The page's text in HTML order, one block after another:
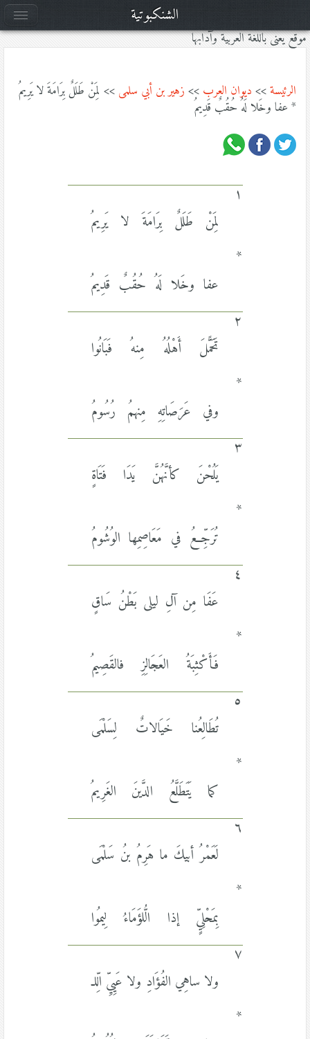
موقع يعنى باللغة العربية وآدابها
الرئيسة>> ديوان العرب >> زهير بن أبي سلمى >> لِمَنْ طَلَلٌ بِرَامَةَ لا يَرِيمُ
* عفا وخَلا لَهُ حُقُبٌ قَدِيمُ
١
لِمَنْ طَلَلٌ بِرَامَةَ لا يَرِيمُ
*
عفا وخَلا لَهُ حُقُبٌ قَدِيمُ
٢
تَحَمًَّلَ أَهْلُهُ مِنهُ فَبَانُوا
*
وفي عَرَصَاتِهِ مِنهمُ رُسُومُ
٣
يَلُحْنَ كأنَّهُنَّ يَدَا فَتَاةٍ
*
تُرَجِّعُ في مَعَاصِمِها الوُشُومُ
٤
عَفَا مِن آلِ ليلى بَطْنُ سَاقٍ
*
فَأَكْثِبَةُ العَجَالِزِ فالقَصِيمُ
٥
تُطَالِعُنا خَيَالاتٌ لِسَلْمَى
*
كما يَتَطَلَّعُ الدَّينَ الغَرِيمُ
٦
لَعَمْرُ أبيكَ ما هَرِمُ بنُ سَلْمَى
*
بِمَحْلِيٍّ إذا الُّلؤَمَاءُ لِيمُوا
٧
ولا ساهِي الفُؤَادِ ولا عَيِيِّ الِّلـ
*
الشنكبوتية